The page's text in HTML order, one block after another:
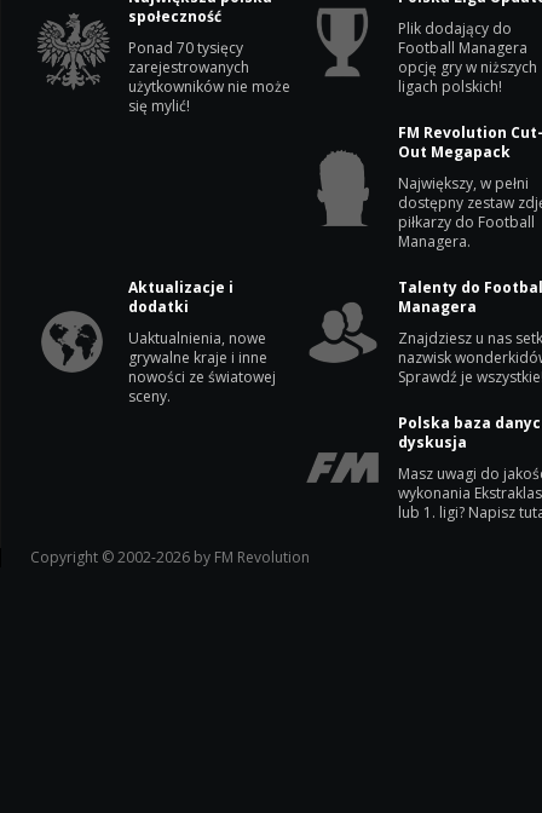
społeczność
Ponad 70 tysięcy
zarejestrowanych
użytkowników nie może
się mylić!
Plik dodający do
Football Managera
opcję gry w niższych
ligach polskich!
FM Revolution
Out Megapack
Największy, w pełni
dostępny zestaw
piłkarzy do Football
Managera.
Aktualizacje i
dodatki
Uaktualnienia, nowe
grywalne kraje i inne
nowości ze światowej
sceny.
Talenty do
Managera
Znajdziesz u nas
nazwisk
Sprawdź je
Polska baza
dyskusja
Masz uwagi do
wykonania
lub 1. ligi? Napisz
Copyright © 2002-2026 by FM Revolution